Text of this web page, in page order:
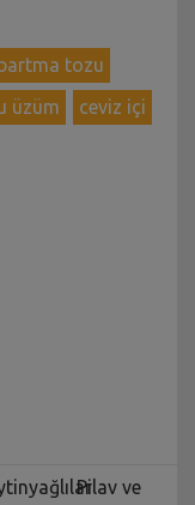
tozu
üzüm ceviz içi
Pilav ve